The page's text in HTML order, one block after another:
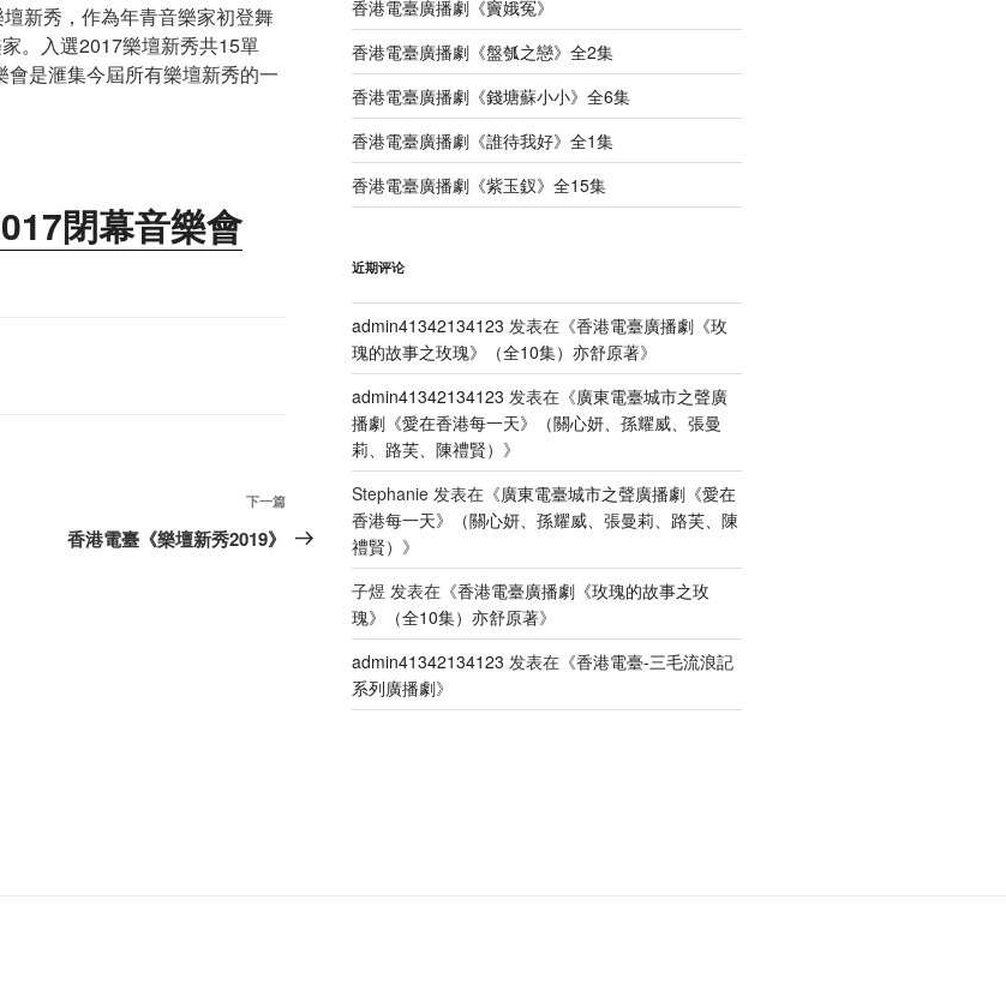
新秀，作為年青音樂家初登舞
。入選2017樂壇新秀共15單
是滙集今屆所有樂壇新秀的一
閉幕音樂會
下
一
下一篇
香港電臺《樂壇新秀2019》
香港電臺廣播劇《竇娥冤》
香港電臺廣播劇《盤瓠之戀》全2集
香港電臺廣播劇《錢塘蘇小小》全6集
香港電臺廣播劇《誰待我好》全1集
香港電臺廣播劇《紫玉釵》全15集
近期评论
admin41342134123 发表在《香港電臺廣播劇《玫
瑰的故事之玫瑰》（全10集）亦舒原著》
admin41342134123 发表在《廣東電臺城市之聲廣
播劇《愛在香港每一天》（關心妍、孫耀威、張曼
莉、路芙、陳禮賢） 》
Stephanie发表在《廣東電臺城市之聲廣播劇《愛在
香港每一天》（關心妍、孫耀威、張曼莉、路芙、陳
禮賢） 》
子煜 发表在《香港電臺廣播劇《玫瑰的故事之玫
瑰》（全10集）亦舒原著》
admin41342134123 发表在《香港電臺-三毛流浪記
系列廣播劇》